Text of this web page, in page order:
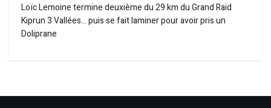
Loïc Lemoine termine deuxième du 29 km du Grand Raid
Kiprun 3 Vallées… puis se fait laminer pour avoir pris un
Doliprane